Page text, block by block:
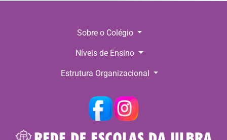
Sobre o Colégio
Níveis de Ensino
Estrutura Organizacional